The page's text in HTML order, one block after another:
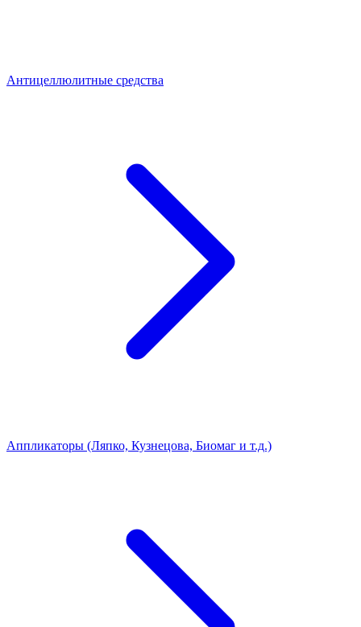
Антицеллюлитные средства
Аппликаторы (Ляпко, Кузнецова, Биомаг и т.д.)